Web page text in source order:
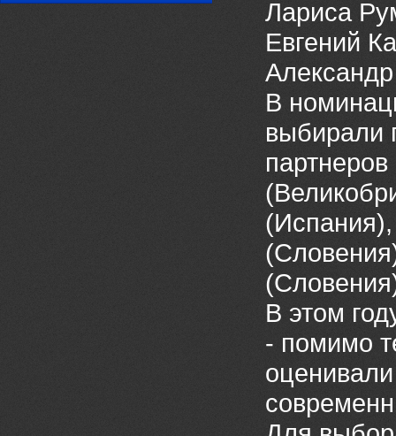
Лариса
Евгений
В
выбирали
В этом
- помимо